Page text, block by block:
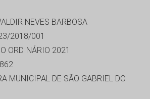
NEVES BARBOSA
2018/001
ORDINÁRIO 2021
MUNICIPAL DE SÃO GABRIEL DO